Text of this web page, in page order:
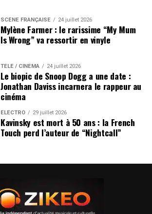
SCÈNE FRANÇAISE 24 juillet 2026
Mylène Farmer : le rarissime “My Mum
Is Wrong” va ressortir en vinyle
TÉLÉ / CINÉMA 24 juillet 2026
Le biopic de Snoop Dogg a une date :
Jonathan Daviss incarnera le rappeur au
cinéma
ÉLECTRO 29 juillet 2026
Kavinsky est mort à 50 ans : la French
Touch perd l’auteur de “Nightcall”